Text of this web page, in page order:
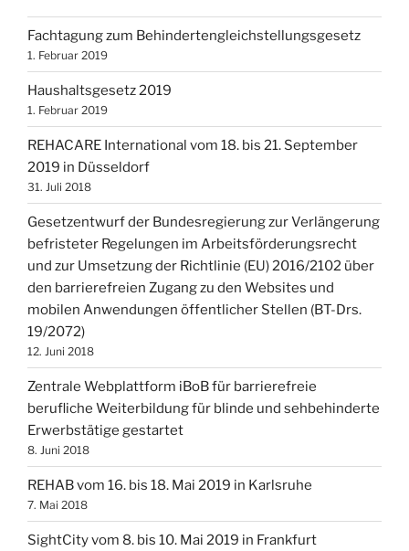
Fachtagung zum Behindertengleichstellungsgesetz
1. Februar 2019
Haushaltsgesetz 2019
1. Februar 2019
REHACARE International vom 18. bis 21. September
2019 in Düsseldorf
31. Juli 2018
Gesetzentwurf der Bundesregierung zur Verlängerung
befristeter Regelungen im Arbeitsförderungsrecht
und zur Umsetzung der Richtlinie (EU) 2016/2102 über
den barrierefreien Zugang zu den Websites und
mobilen Anwendungen öffentlicher Stellen (BT-Drs.
19/2072)
12. Juni 2018
Zentrale Webplattform iBoB für barrierefreie
berufliche Weiterbildung für blinde und sehbehinderte
Erwerbstätige gestartet
8. Juni 2018
REHAB vom 16. bis 18. Mai 2019 in Karlsruhe
7. Mai 2018
SightCity vom 8. bis 10. Mai 2019 in Frankfurt